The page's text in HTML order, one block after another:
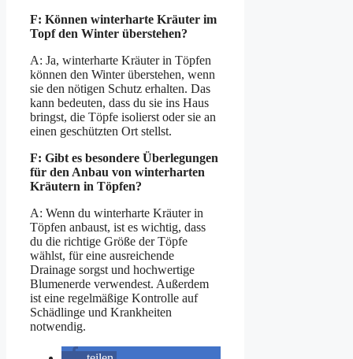
F: Können winterharte Kräuter im
Topf den Winter überstehen?
A: Ja, winterharte Kräuter in Töpfen
können den Winter überstehen, wenn
sie den nötigen Schutz erhalten. Das
kann bedeuten, dass du sie ins Haus
bringst, die Töpfe isolierst oder sie an
einen geschützten Ort stellst.
F: Gibt es besondere Überlegungen
für den Anbau von winterharten
Kräutern in Töpfen?
A: Wenn du winterharte Kräuter in
Töpfen anbaust, ist es wichtig, dass
du die richtige Größe der Töpfe
wählst, für eine ausreichende
Drainage sorgst und hochwertige
Blumenerde verwendest. Außerdem
ist eine regelmäßige Kontrolle auf
Schädlinge und Krankheiten
notwendig.